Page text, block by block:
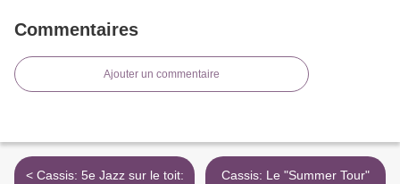
Commentaires
Ajouter un commentaire
< Cassis: 5e Jazz sur le toit:
Cassis: Le "Summer Tour"